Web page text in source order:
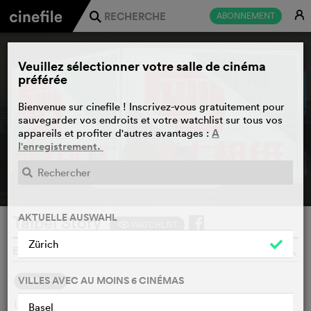
ABONNEMENT E
j
Taipei Story
EDWARD YANG, TAÏWAN, 1985
SYNOPSIS
Lung et Chin se connaissent depuis de nombreuses années.
Veuillez sélectionner votre salle de cinéma
préférée
Bienvenue sur cinefile ! Inscrivez-vous gratuitement pour
sauvegarder vos endroits et votre watchlist sur tous vos
appareils et profiter d'autres avantages : A
l'enregistrement.
AKTUELLE AUSWAHL
Zürich
VILLES AVEC AU MOINS 6 CINÉMAS
Basel